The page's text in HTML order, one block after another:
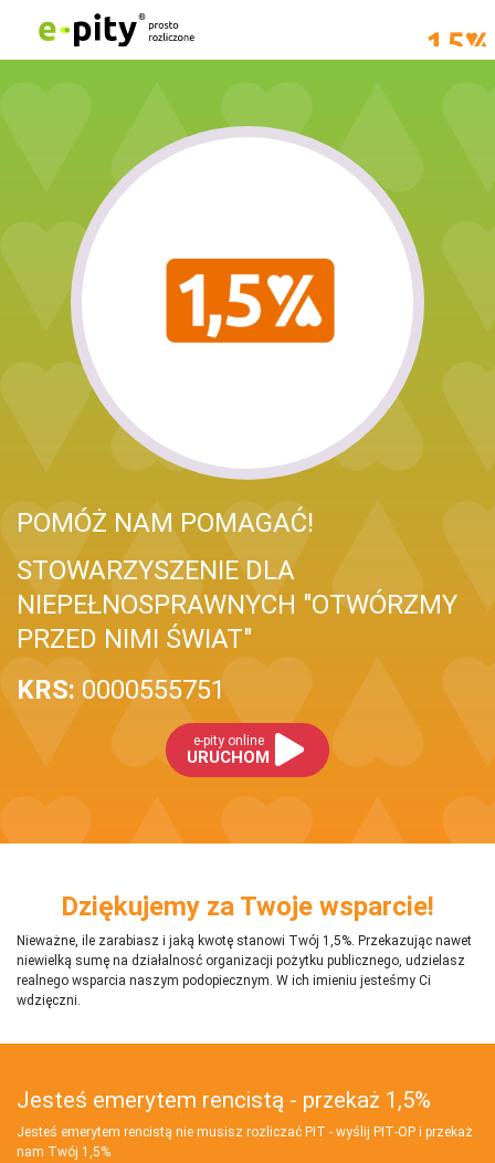
POMÓŻ NAM POMAGAĆ!
STOWARZYSZENIE DLA
NIEPEŁNOSPRAWNYCH "OTWÓRZMY
PRZED NIMI ŚWIAT"
KRS: 0000555751
e-pity online
URUCHOM
Dziękujemy za Twoje wsparcie!
Nieważne, ile zarabiasz i jaką kwotę stanowi Twój 1,5%. Przekazując nawet
niewielką sumę na działalnosć organizacji pożytku publicznego, udzielasz
realnego wsparcia naszym podopiecznym. W ich imieniu jesteśmy Ci
wdzięczni.
Jesteś emerytem rencistą - przekaż 1,5%
Jesteś emerytem rencistą nie musisz rozliczać PIT - wyślij PIT‑OP i przekaż
nam Twój 1,5%